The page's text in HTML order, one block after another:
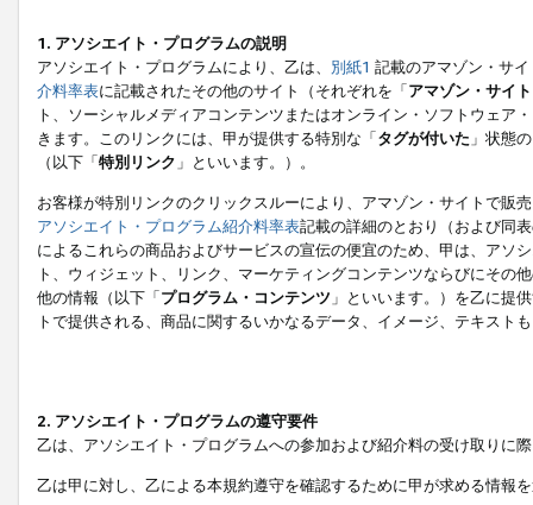
1. アソシエイト・プログラムの説明
アソシエイト・プログラムにより、乙は、 別紙1 記載のアマゾン・サ
介料率表に記載されたその他のサイト（それぞれを「アマゾン・サイト
ト、ソーシャルメディアコンテンツまたはオンライン・ソフトウェア
きます。このリンクには、甲が提供する特別な「タグが付いた 」状態
（以下「特別リンク 」といいます。）。
お客様が特別リンクのクリックスルーにより、アマゾン・サイトで販
アソシエイト・プログラム紹介料率表記載の詳細のとおり（および同
によるこれらの商品およびサービスの宣伝の便宜のため、甲は、アソ
ト、ウィジェット、リンク、マーケティングコンテンツならびにその
他の情報（以下「プログラム・コンテンツ 」といいます。）を乙に提
トで提供される、商品に関するいかなるデータ、イメージ、テキス
2. アソシエイト・プログラムの遵守要件
乙は、アソシエイト・プログラムへの参加および紹介料の受け取りに
乙は甲に対し、乙による本規約遵守を確認するために甲が求める情報